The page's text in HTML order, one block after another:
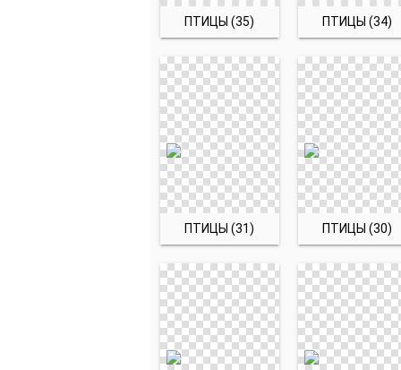
ПТИЦЫ (35) ПТИЦЫ (34)
ПТИЦЫ (31) ПТИЦЫ (30)